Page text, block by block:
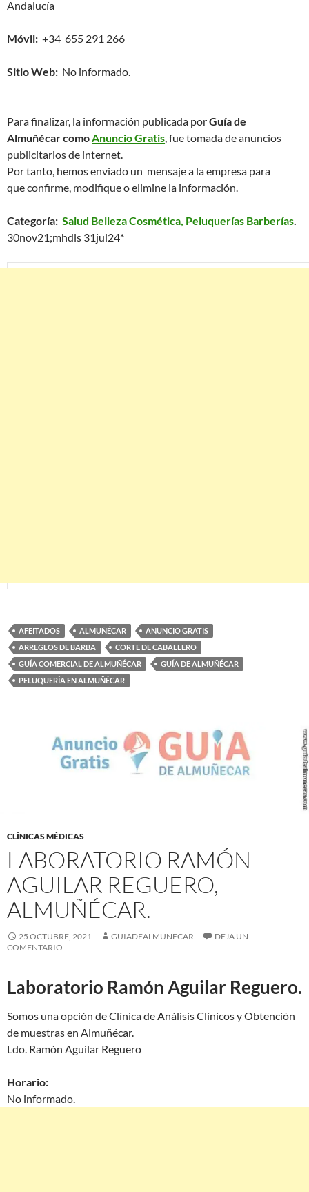
Andalucía
Móvil: +34 655 291 266
Sitio Web: No informado.
Para finalizar, la información publicada porGuía de
Almuñécar comoAnuncio Gratis, fue tomada de anuncios
publicitarios de internet.
Por tanto, hemos enviado un mensaje a la empresa para
que confirme, modifique o elimine la información.
Categoría: Salud Belleza Cosmética, Peluquerías Barberías.
30nov21;mhdls 31jul24*
AFEITADOS ALMUÑÉCAR
ANUNCIO GRATIS
ARREGLOS DE BARBA
CORTE DE CABALLERO
GUÍA COMERCIAL DE ALMUÑÉCAR
GUÍA DE ALMUÑÉCAR
PELUQUERÍA EN ALMUÑÉCAR
CLÍNICAS MÉDICAS
LABORATORIO RAMÓN
AGUILAR REGUERO,
ALMUÑÉCAR.
25 OCTUBRE, 2021 GUIADEALMUNECAR
DEJA UN
COMENTARIO
Laboratorio Ramón Aguilar Reguero.
Somos una opción de Clínica de Análisis Clínicos y Obtención
de muestras en Almuñécar.
Ldo. Ramón Aguilar Reguero
Horario:
No informado.